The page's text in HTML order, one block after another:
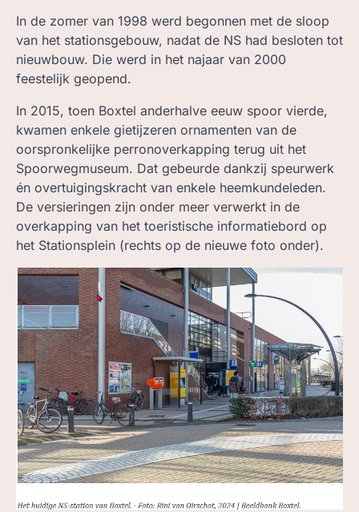
In de zomer van 1998 werd begonnen met de sloop
van het stationsgebouw, nadat de NS had besloten tot
nieuwbouw. Die werd in het najaar van 2000
feestelijk geopend.
In 2015, toen Boxtel anderhalve eeuw spoor vierde,
kwamen enkele gietijzeren ornamenten van de
oorspronkelijke perronoverkapping terug uit het
Spoorwegmuseum. Dat gebeurde dankzij speurwerk
én overtuigingskracht van enkele heemkundeleden.
De versieringen zijn onder meer verwerkt in de
overkapping van het toeristische informatiebord op
het Stationsplein (rechts op de nieuwe foto onder).